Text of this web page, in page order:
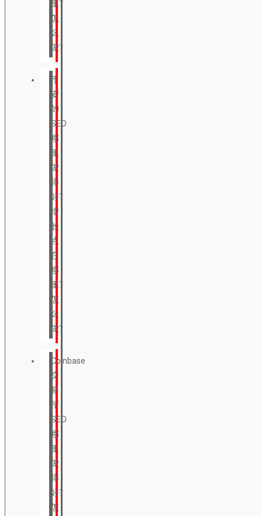
里？
怎
么
做？
币
安
的
SEO
哪
里
做
得
好？
增
长
点
在
哪
里？
怎
么
做？
Coinbase
交
易
所
SEO
哪
里
做
得
好？
怎